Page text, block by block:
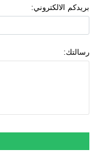
بريدكم الالكتروني:
رسالتك: